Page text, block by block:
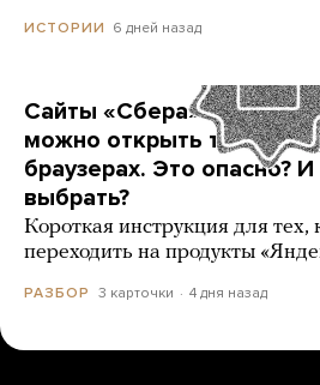
ИСТОРИИ 6 дней назад
Сайты «Сбера» и других
можно открыть только в
браузерах. Это опасно?
выбрать?
Короткая инструкция для тех,
переходить на продукты
РАЗБОР 3 карточки 4 дня назад